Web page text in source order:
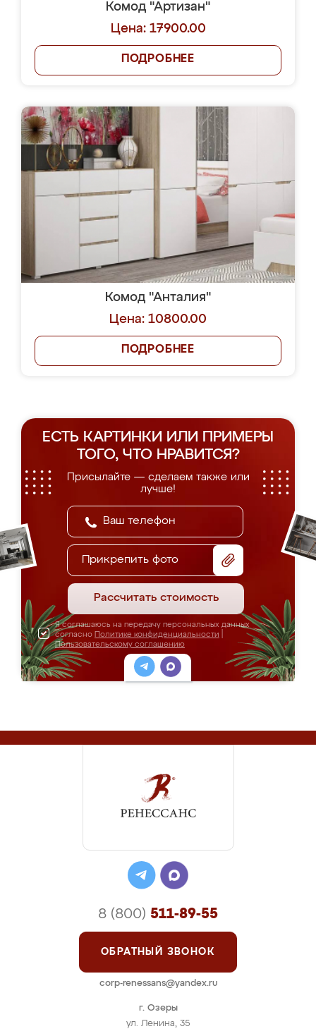
Комод "Артизан"
Цена: 17900.00
ПОДРОБНЕЕ
Комод "Анталия"
Цена: 10800.00
ПОДРОБНЕЕ
ЕСТЬ КАРТИНКИ ИЛИ ПРИМЕРЫ
ТОГО, ЧТО НРАВИТСЯ?
Присылайте — сделаем также или
лучше!
Прикрепить фото
Рассчитать стоимость
Я соглашаюсь на передачу персональных данных
согласно Политике конфиденциальности
Пользовательскому соглашению
г. Озеры
ул. Ленина, 35
8 (800) 511-89-55
ОБРАТНЫЙ ЗВОНОК
corp-renessans@yandex.ru